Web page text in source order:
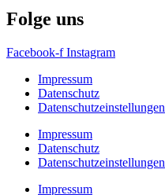
Folge uns
Facebook-f Instagram
Impressum
Datenschutz
Datenschutzeinstellungen
Impressum
Datenschutz
Datenschutzeinstellungen
Impressum